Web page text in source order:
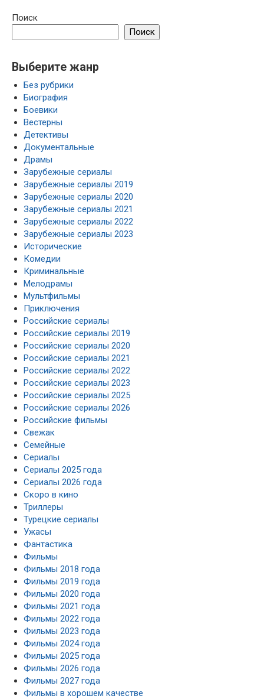
Поиск
Поиск
Выберите жанр
Без рубрики
Биография
Боевики
Вестерны
Детективы
Документальные
Драмы
Зарубежные сериалы
Зарубежные сериалы 2019
Зарубежные сериалы 2020
Зарубежные сериалы 2021
Зарубежные сериалы 2022
Зарубежные сериалы 2023
Исторические
Комедии
Криминальные
Мелодрамы
Мультфильмы
Приключения
Российские сериалы
Российские сериалы 2019
Российские сериалы 2020
Российские сериалы 2021
Российские сериалы 2022
Российские сериалы 2023
Российские сериалы 2025
Российские сериалы 2026
Российские фильмы
Свежак
Семейные
Сериалы
Сериалы 2025 года
Сериалы 2026 года
Скоро в кино
Триллеры
Турецкие сериалы
Ужасы
Фантастика
Фильмы
Фильмы 2018 года
Фильмы 2019 года
Фильмы 2020 года
Фильмы 2021 года
Фильмы 2022 года
Фильмы 2023 года
Фильмы 2024 года
Фильмы 2025 года
Фильмы 2026 года
Фильмы 2027 года
Фильмы в хорошем качестве